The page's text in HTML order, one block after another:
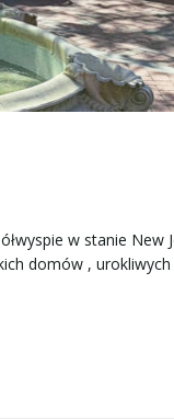
w stanie New
domów , urokliwych